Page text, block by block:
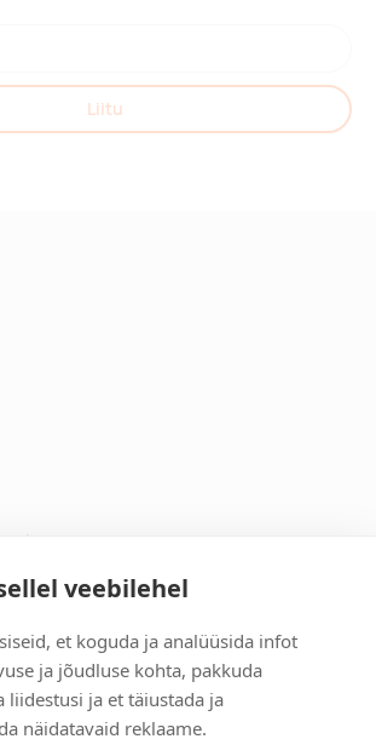
veebilehel
et koguda ja analüüsida infot
ja jõudluse kohta, pakkuda
liidestusi ja et täiustada ja
näidatavaid reklaame.
Liitu